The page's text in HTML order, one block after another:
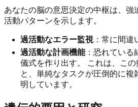
あなたの脳の意思決定の中枢は、強
活動パターンを示します。
過活動なエラー監視：常に間違
過活動な計画機能：恐れている
儀式を作り出す。 これは、こ
と、単純なタスクが圧倒的に複
明しています。